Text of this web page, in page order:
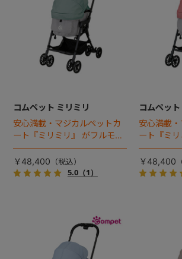
コムペット ミリミリ
安心満載・マジカルペットカ
ート『ミリミリ』 がフルモデ
ルチェンジ。 新機能「マジカ
ルフォールディング」搭載
￥48,400
5.0（1）
コムペッ
安心満載
ート『ミ
ルチェン
ルフォール
￥48,400